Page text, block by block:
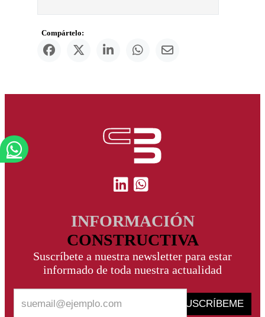
Compártelo:
INFORMACIÓN
CONSTRUCTIVA
Suscríbete a nuestra newsletter para estar
informado de toda nuestra actualidad
SUSCRÍBEME